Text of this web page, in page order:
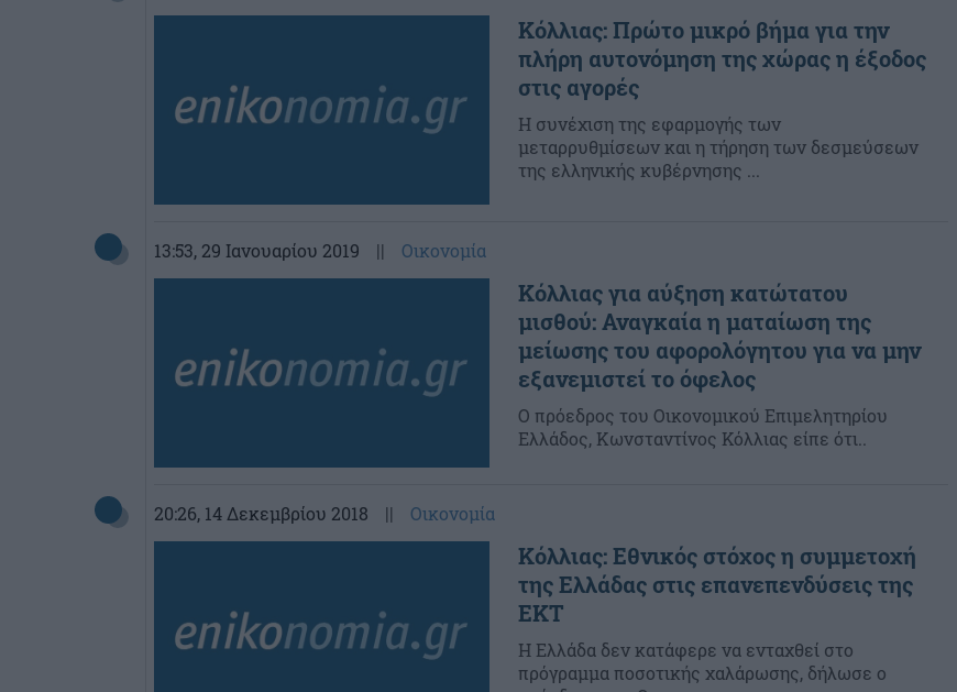
Κόλλιας: Πρώτο μικρό βήμα για την
πλήρη αυτονόμηση της χώρας η έξοδος
στις αγορές
Η συνέχιση της εφαρμογής των
μεταρρυθμίσεων και η τήρηση των δεσμεύσεων
της ελληνικής κυβέρνησης ...
13:53, 29 Ιανουαρίου 2019 || Οικονομία
Κόλλιας για αύξηση κατώτατου
μισθού: Αναγκαία η ματαίωση της
μείωσης του αφορολόγητου για να μην
εξανεμιστεί το όφελος
Ο πρόεδρος του Οικονομικού Επιμελητηρίου
Ελλάδος, Κωνσταντίνος Κόλλιας είπε ότι..
20:26, 14 Δεκεμβρίου 2018 || Οικονομία
Κόλλιας: Εθνικός στόχος η συμμετοχή
της Ελλάδας στις επανεπενδύσεις της
ΕΚΤ
Η Ελλάδα δεν κατάφερε να ενταχθεί στο
πρόγραμμα ποσοτικής χαλάρωσης, δήλωσε ο